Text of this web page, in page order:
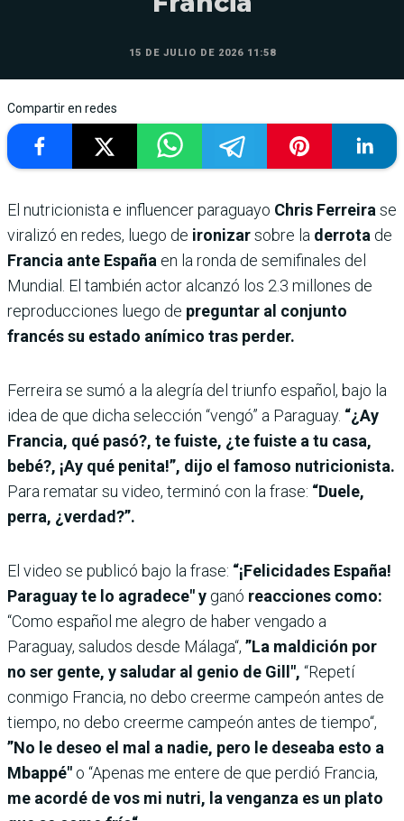
15 DE JULIO DE 2026 11:58
Compartir en redes
El nutricionista e influencer paraguayo Chris Ferreira se
viralizó en redes, luego de ironizarsobre la derrota de
Francia ante España en la ronda de semifinales del
Mundial. El también actor alcanzó los 2.3 millones de
reproducciones luego de preguntar al conjunto
francés su estado anímico tras perder.
Ferreira se sumó a la alegría del triunfo español, bajo la
idea de que dicha selección “vengó” a Paraguay. “¿Ay
Francia, qué pasó?, te fuiste, ¿te fuiste a tu casa,
bebé?, ¡Ay qué penita!”, dijo el famoso nutricionista.
Para rematar su video, terminó con la frase: “Duele,
perra, ¿verdad?”.
El video se publicó bajo la frase: “¡Felicidades España!
Paraguay te lo agradece" y ganó reacciones como:
“Como español me alegro de haber vengado a
Paraguay, saludos desde Málaga“, ”La maldición por
no ser gente, y saludar al genio de Gill", “Repetí
conmigo Francia, no debo creerme campeón antes de
tiempo, no debo creerme campeón antes de tiempo“,
”No le deseo el mal a nadie, pero le deseaba esto a
Mbappé" o “Apenas me entere de que perdió Francia,
me acordé de vos mi nutri, la venganza es un plato